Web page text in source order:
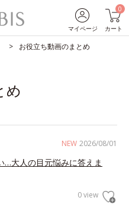
マイページ
0
カート
お役立ち動画のまとめ
め
NEW 2026/08/01
…大人の目元悩みに答えま
0 view